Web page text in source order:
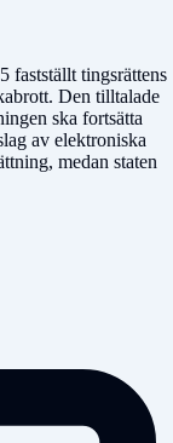
fastställt tingsrättens
Den tilltalade
ska fortsätta
av elektroniska
medan staten